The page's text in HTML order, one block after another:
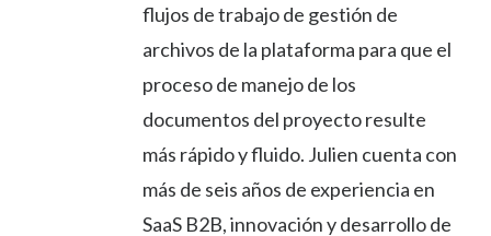
flujos de trabajo de gestión de
archivos de la plataforma para que el
proceso de manejo de los
documentos del proyecto resulte
más rápido y fluido. Julien cuenta con
más de seis años de experiencia en
SaaS B2B, innovación y desarrollo de